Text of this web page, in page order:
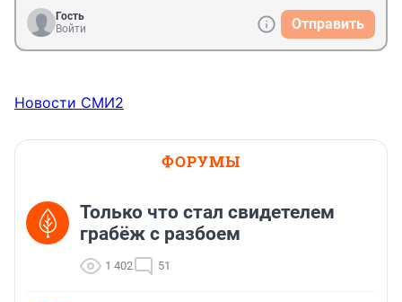
Гость
Войти
Отправить
Новости СМИ2
ФОРУМЫ
Только что стал свидетелем
грабёж с разбоем
1 402 51